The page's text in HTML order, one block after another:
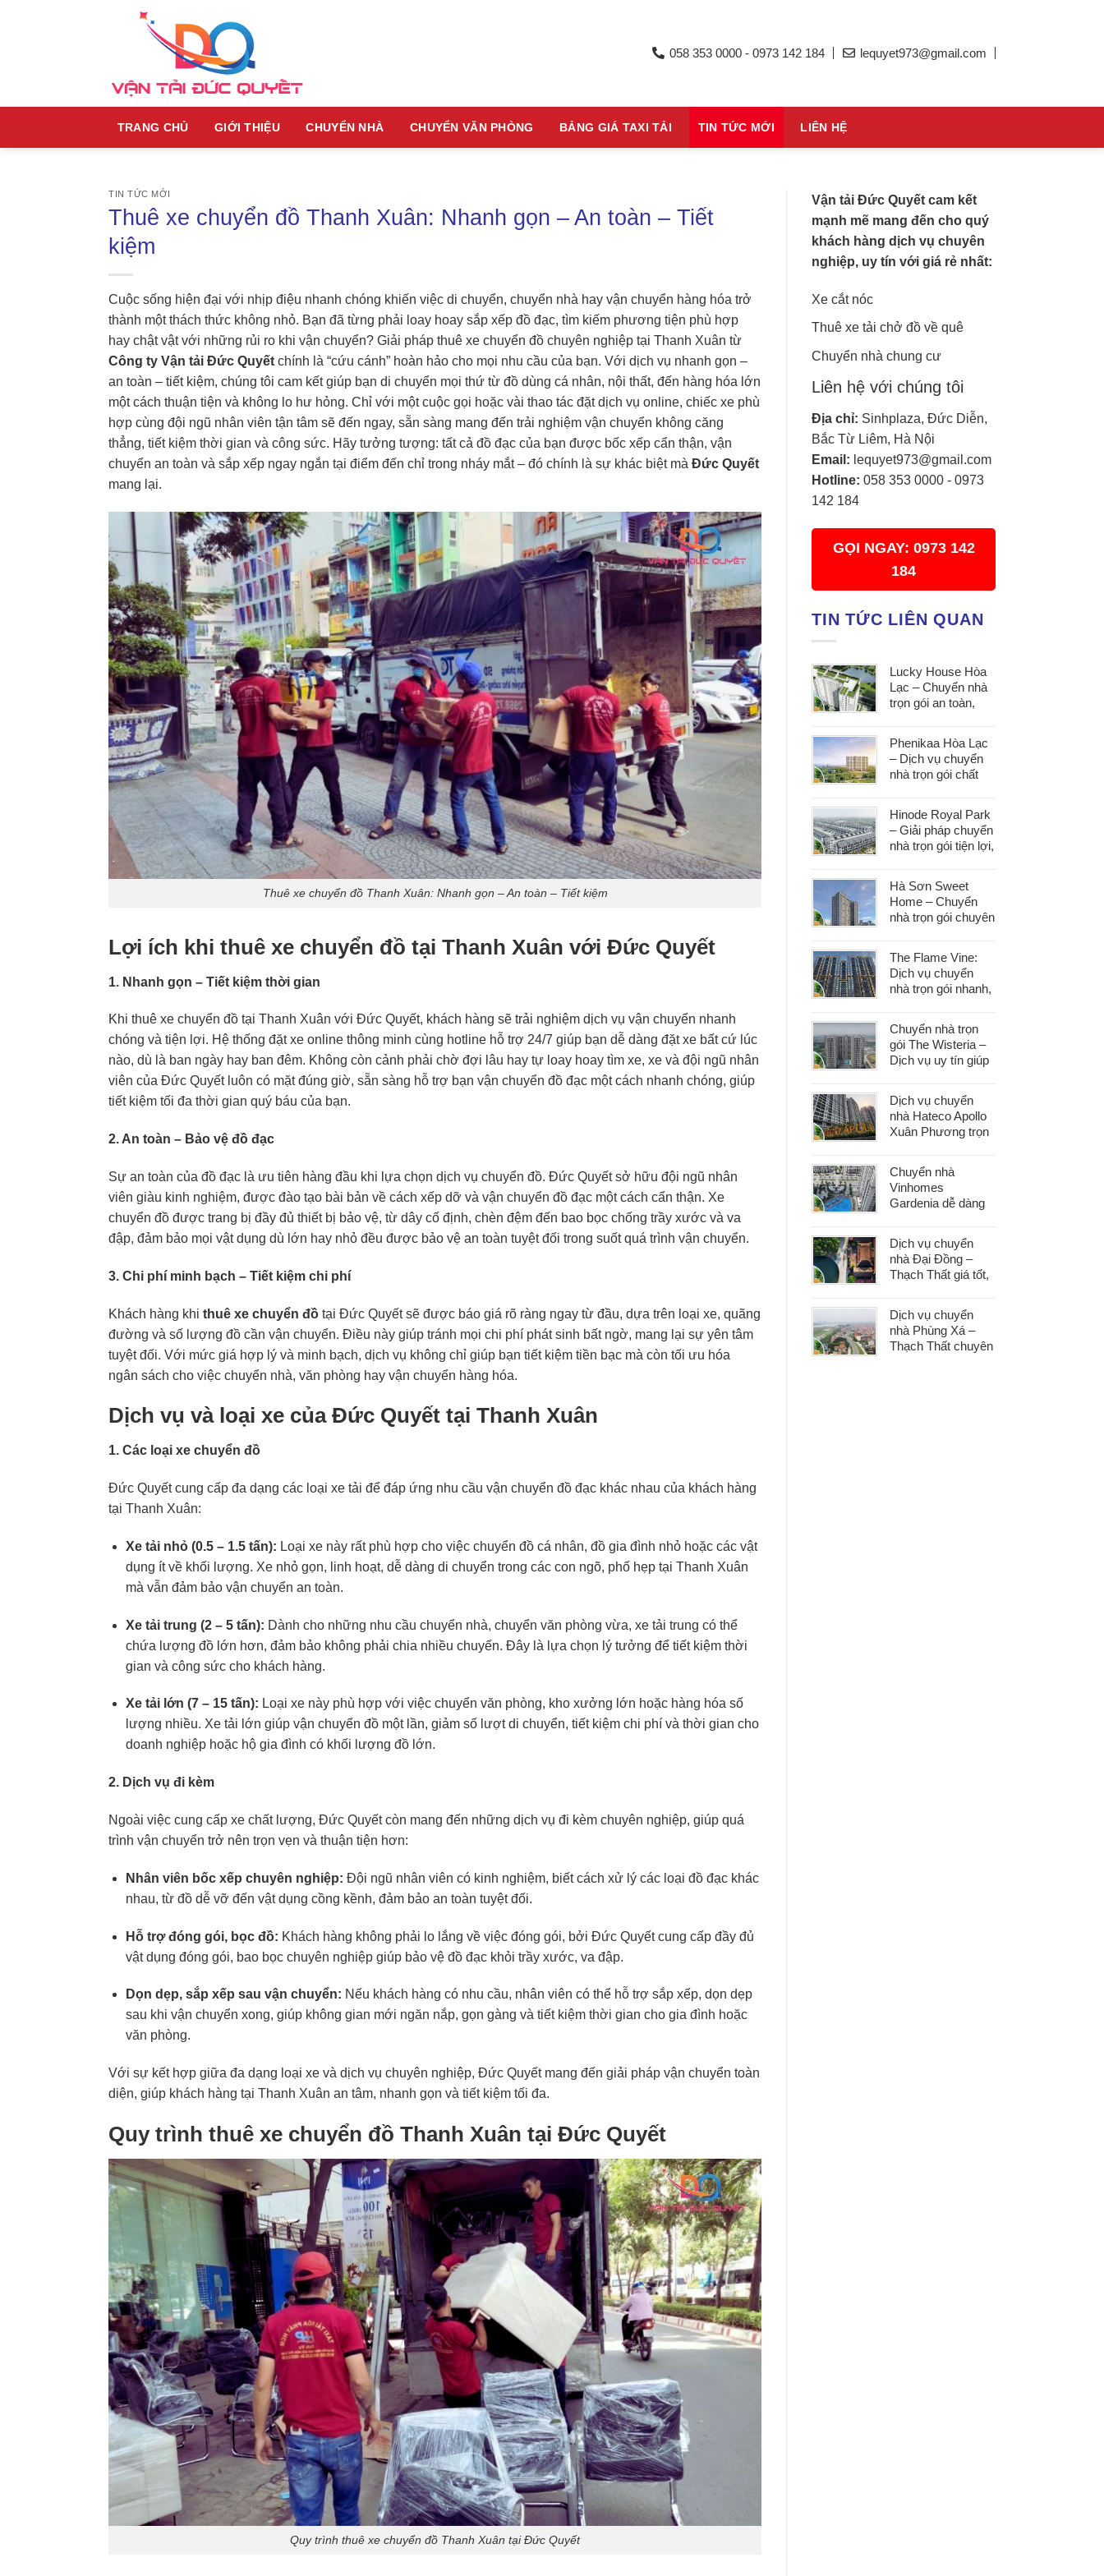
058 353 0000 - 0973 142 184 lequyet973@gmail.com
TRANG CHỦ GIỚI THIỆU CHUYỂN NHÀ CHUYỂN VĂN PHÒNG BẢNG GIÁ TAXI TẢI TIN TỨC MỚI LIÊN HỆ
TIN TỨC MỚI
Thuê xe chuyển đồ Thanh Xuân: Nhanh gọn – An toàn – Tiết
kiệm
Cuộc sống hiện đại với nhịp điệu nhanh chóng khiến việc di chuyển, chuyển nhà hay vận chuyển hàng hóa trở
thành một thách thức không nhỏ. Bạn đã từng phải loay hoay sắp xếp đồ đạc, tìm kiếm phương tiện phù hợp
hay chật vật với những rủi ro khi vận chuyển? Giải pháp thuê xe chuyển đồ chuyên nghiệp tại Thanh Xuân từ
Công ty Vận tải Đức Quyết chính là “cứu cánh” hoàn hảo cho mọi nhu cầu của bạn. Với dịch vụ nhanh gọn –
an toàn – tiết kiệm, chúng tôi cam kết giúp bạn di chuyển mọi thứ từ đồ dùng cá nhân, nội thất, đến hàng hóa lớn
một cách thuận tiện và không lo hư hỏng. Chỉ với một cuộc gọi hoặc vài thao tác đặt dịch vụ online, chiếc xe phù
hợp cùng đội ngũ nhân viên tận tâm sẽ đến ngay, sẵn sàng mang đến trải nghiệm vận chuyển không căng
thẳng, tiết kiệm thời gian và công sức. Hãy tưởng tượng: tất cả đồ đạc của bạn được bốc xếp cẩn thận, vận
chuyển an toàn và sắp xếp ngay ngắn tại điểm đến chỉ trong nháy mắt – đó chính là sự khác biệt mà Đức Quyết
mang lại.
Thuê xe chuyển đồ Thanh Xuân: Nhanh gọn – An toàn – Tiết kiệm
Lợi ích khi thuê xe chuyển đồ tại Thanh Xuân với Đức Quyết
1. Nhanh gọn – Tiết kiệm thời gian
Khi thuê xe chuyển đồ tại Thanh Xuân với Đức Quyết, khách hàng sẽ trải nghiệm dịch vụ vận chuyển nhanh
chóng và tiện lợi. Hệ thống đặt xe online thông minh cùng hotline hỗ trợ 24/7 giúp bạn dễ dàng đặt xe bất cứ lúc
nào, dù là ban ngày hay ban đêm. Không còn cảnh phải chờ đợi lâu hay tự loay hoay tìm xe, xe và đội ngũ nhân
viên của Đức Quyết luôn có mặt đúng giờ, sẵn sàng hỗ trợ bạn vận chuyển đồ đạc một cách nhanh chóng, giúp
tiết kiệm tối đa thời gian quý báu của bạn.
2. An toàn – Bảo vệ đồ đạc
Sự an toàn của đồ đạc là ưu tiên hàng đầu khi lựa chọn dịch vụ chuyển đồ. Đức Quyết sở hữu đội ngũ nhân
viên giàu kinh nghiệm, được đào tạo bài bản về cách xếp dỡ và vận chuyển đồ đạc một cách cẩn thận. Xe
chuyển đồ được trang bị đầy đủ thiết bị bảo vệ, từ dây cố định, chèn đệm đến bao bọc chống trầy xước và va
đập, đảm bảo mọi vật dụng dù lớn hay nhỏ đều được bảo vệ an toàn tuyệt đối trong suốt quá trình vận chuyển.
3. Chi phí minh bạch – Tiết kiệm chi phí
Khách hàng khi thuê xe chuyển đồ tại Đức Quyết sẽ được báo giá rõ ràng ngay từ đầu, dựa trên loại xe, quãng
đường và số lượng đồ cần vận chuyển. Điều này giúp tránh mọi chi phí phát sinh bất ngờ, mang lại sự yên tâm
tuyệt đối. Với mức giá hợp lý và minh bạch, dịch vụ không chỉ giúp bạn tiết kiệm tiền bạc mà còn tối ưu hóa
ngân sách cho việc chuyển nhà, văn phòng hay vận chuyển hàng hóa.
Dịch vụ và loại xe của Đức Quyết tại Thanh Xuân
1. Các loại xe chuyển đồ
Đức Quyết cung cấp đa dạng các loại xe tải để đáp ứng nhu cầu vận chuyển đồ đạc khác nhau của khách hàng
tại Thanh Xuân:
Xe tải nhỏ (0.5 – 1.5 tấn): Loại xe này rất phù hợp cho việc chuyển đồ cá nhân, đồ gia đình nhỏ hoặc các vật
dụng ít về khối lượng. Xe nhỏ gọn, linh hoạt, dễ dàng di chuyển trong các con ngõ, phố hẹp tại Thanh Xuân
mà vẫn đảm bảo vận chuyển an toàn.
Xe tải trung (2 – 5 tấn): Dành cho những nhu cầu chuyển nhà, chuyển văn phòng vừa, xe tải trung có thể
chứa lượng đồ lớn hơn, đảm bảo không phải chia nhiều chuyến. Đây là lựa chọn lý tưởng để tiết kiệm thời
gian và công sức cho khách hàng.
Xe tải lớn (7 – 15 tấn): Loại xe này phù hợp với việc chuyển văn phòng, kho xưởng lớn hoặc hàng hóa số
lượng nhiều. Xe tải lớn giúp vận chuyển đồ một lần, giảm số lượt di chuyển, tiết kiệm chi phí và thời gian cho
doanh nghiệp hoặc hộ gia đình có khối lượng đồ lớn.
2. Dịch vụ đi kèm
Ngoài việc cung cấp xe chất lượng, Đức Quyết còn mang đến những dịch vụ đi kèm chuyên nghiệp, giúp quá
trình vận chuyển trở nên trọn vẹn và thuận tiện hơn:
Nhân viên bốc xếp chuyên nghiệp: Đội ngũ nhân viên có kinh nghiệm, biết cách xử lý các loại đồ đạc khác
nhau, từ đồ dễ vỡ đến vật dụng cồng kềnh, đảm bảo an toàn tuyệt đối.
Hỗ trợ đóng gói, bọc đồ: Khách hàng không phải lo lắng về việc đóng gói, bởi Đức Quyết cung cấp đầy đủ
vật dụng đóng gói, bao bọc chuyên nghiệp giúp bảo vệ đồ đạc khỏi trầy xước, va đập.
Dọn dẹp, sắp xếp sau vận chuyển: Nếu khách hàng có nhu cầu, nhân viên có thể hỗ trợ sắp xếp, dọn dẹp
sau khi vận chuyển xong, giúp không gian mới ngăn nắp, gọn gàng và tiết kiệm thời gian cho gia đình hoặc
văn phòng.
Với sự kết hợp giữa đa dạng loại xe và dịch vụ chuyên nghiệp, Đức Quyết mang đến giải pháp vận chuyển toàn
diện, giúp khách hàng tại Thanh Xuân an tâm, nhanh gọn và tiết kiệm tối đa.
Quy trình thuê xe chuyển đồ Thanh Xuân tại Đức Quyết
Quy trình thuê xe chuyển đồ Thanh Xuân tại Đức Quyết
Vận tải Đức Quyết cam kết
mạnh mẽ mang đến cho quý
khách hàng dịch vụ chuyên
nghiệp, uy tín với giá rẻ nhất:
Xe cắt nóc
Thuê xe tải chở đồ về quê
Chuyển nhà chung cư
Liên hệ với chúng tôi
Địa chỉ: Sinhplaza, Đức Diễn,
Bắc Từ Liêm, Hà Nội
Email: lequyet973@gmail.com
Hotline: 058 353 0000 - 0973
142 184
GỌI NGAY: 0973 142
184
TIN TỨC LIÊN QUAN
Lucky House Hòa
Lạc – Chuyển nhà
trọn gói an toàn,
Phenikaa Hòa Lạc
– Dịch vụ chuyển
nhà trọn gói chất
Hinode Royal Park
– Giải pháp chuyển
nhà trọn gói tiện lợi,
Hà Sơn Sweet
Home – Chuyển
nhà trọn gói chuyên
khâu
The Flame Vine:
Dịch vụ chuyển
nhà trọn gói nhanh,
Chuyển nhà trọn
gói The Wisteria –
Dịch vụ uy tín giúp
phát sinh
Dịch vụ chuyển
nhà Hateco Apollo
Xuân Phương trọn
Chuyển nhà
Vinhomes
Gardenia dễ dàng
phát sinh chi phí
Dịch vụ chuyển
nhà Đại Đồng –
Thạch Thất giá tốt,
chuyển nhà
Dịch vụ chuyển
nhà Phùng Xá –
Thạch Thất chuyên